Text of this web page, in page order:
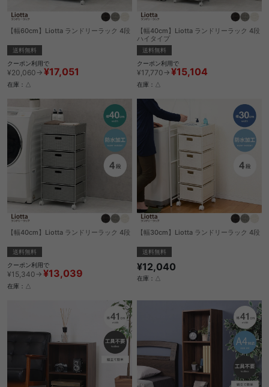
【幅60cm】Liotta ランドリーラック 4段
送料無料
クーポン利用で
¥20,060→ ¥17,051
在庫：△
【幅40cm】Liotta ランドリーラック 4段
ハイタイプ
送料無料
クーポン利用で
¥17,770→ ¥15,104
在庫：△
【幅40cm】Liotta ランドリーラック 4段
送料無料
クーポン利用で
¥15,340→ ¥13,039
在庫：△
【幅30cm】Liotta ランドリーラック 4段
送料無料
¥12,040
在庫：△